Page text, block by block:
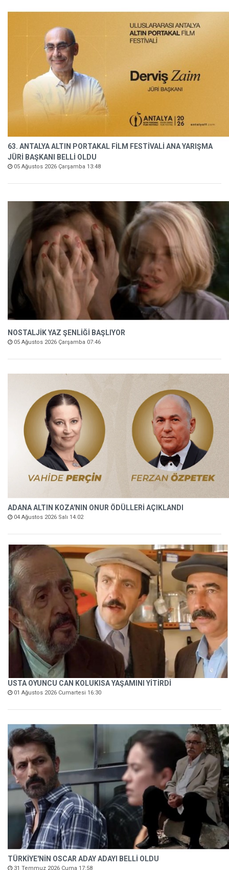
63. ANTALYA ALTIN PORTAKAL FİLM FESTİVALİ ANA YARIŞMA
JÜRİ BAŞKANI BELLİ OLDU
05 Ağustos 2026 Çarşamba 13:48
NOSTALJİK YAZ ŞENLİĞİ BAŞLIYOR
05 Ağustos 2026 Çarşamba 07:46
ADANA ALTIN KOZA'NIN ONUR ÖDÜLLERİ AÇIKLANDI
04 Ağustos 2026 Salı 14:02
USTA OYUNCU CAN KOLUKISA YAŞAMINI YİTİRDİ
01 Ağustos 2026 Cumartesi 16:30
TÜRKİYE'NİN OSCAR ADAY ADAYI BELLİ OLDU
31 Temmuz 2026 Cuma 17:58